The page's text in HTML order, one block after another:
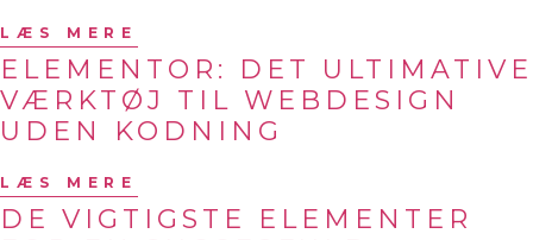
LÆS MERE
ELEMENTOR: DET ULTIMATIVE
VÆRKTØJ TIL WEBDESIGN
UDEN KODNING
LÆS MERE
DE VIGTIGSTE ELEMENTER